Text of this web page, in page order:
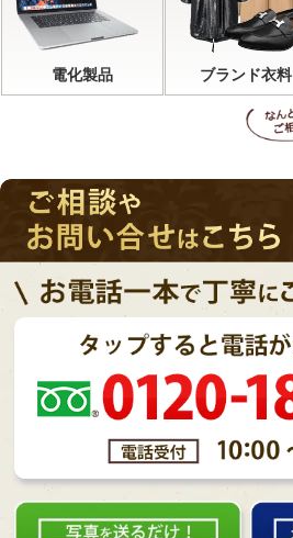
電化製品 ブランド衣料